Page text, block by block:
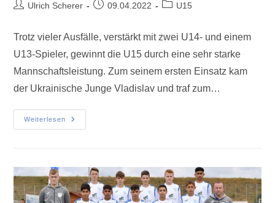
Ulrich Scherer 09.04.2022 U15
Trotz vieler Ausfälle, verstärkt mit zwei U14- und einem
U13-Spieler, gewinnt die U15 durch eine sehr starke
Mannschaftsleistung. Zum seinem ersten Einsatz kam
der Ukrainische Junge Vladislav und traf zum…
Weiterlesen